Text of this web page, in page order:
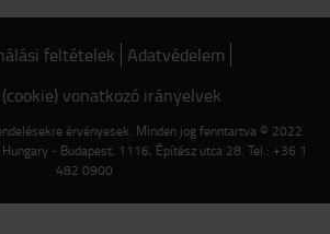
feltételek Adatvédelem
vonatkozó irányelvek
érvényesek. Minden jog fenntartva © 2022
- Budapest, 1116, Építész utca 28. Tel.: +36 1
482 0900